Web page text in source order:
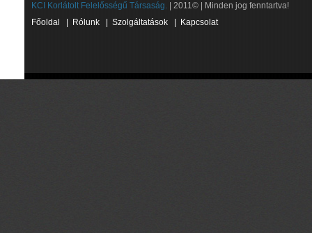
KCI Korlátolt Felelősségű Társaság. | 2011© | Minden jog fenntartva!
Főoldal
Rólunk Szolgáltatások Kapcsolat